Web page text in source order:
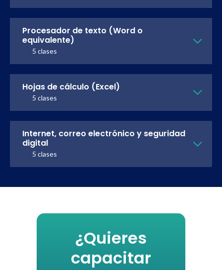
Procesador de texto (Word o
equivalente)
5 clases
Hojas de cálculo (Excel)
5 clases
Internet, correo electrónico y seguridad
digital
5 clases
¿Quieres
capacitar